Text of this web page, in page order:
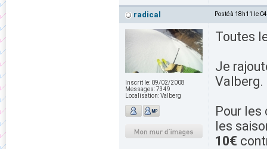
radical Posté à 18h11 le
Inscrit le: 09/02/2008
Messages:7349
Localisation:Valberg
Toutes
Je
Valberg.
Pour les
les
10€